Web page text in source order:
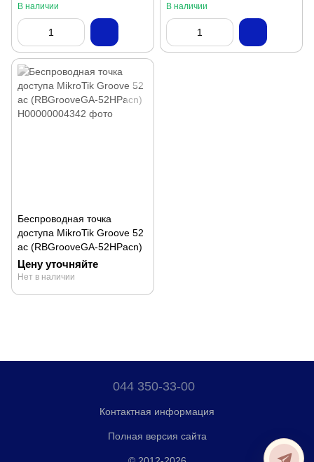
В наличии В наличии
Беспроводная точка
доступа MikroTik Groove 52
ac (RBGrooveGA-52HPacn)
Цену уточняйте
Нет в наличии
044 350-33-00
Контактная информация
Полная версия сайта